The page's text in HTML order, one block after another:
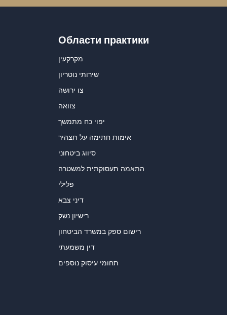
Области практики
מקרקעין
שירותי נוטריון
צו ירושה
צוואה
יפוי כח מתמשך
אימות חתימה על תצהיר
סיווג ביטחוני
התאמה תעסוקתית למשטרה
פלילי
דיני צבא
רישיון נשק
רישום ספק במשרד הביטחון
דין משמעתי
תחומי עיסוק נוספים